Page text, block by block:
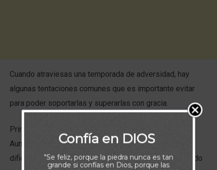
Cuando atraviesas una temporada de adversidad, hay
algunas tentaciones comunes que es importante evitar
para poder soportarlas y superarlas con gracia.
Primero, resiste la tentación de culpar a los demás.
Aunque otras personas puedan haber contribuido a tus
dificultades, cómo respondes a la situación sigue siendo
Confía en DIOS
"Se feliz, porque la piedra nunca es tan
grande si confías en Dios, porque las